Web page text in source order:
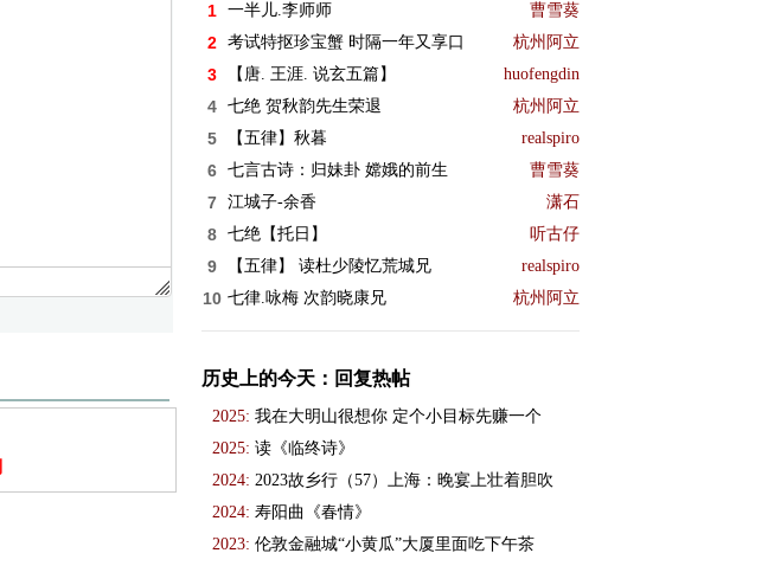
1 一半儿.李师师 曹雪葵
2 考试特抠珍宝蟹 时隔一年又享口 杭州阿立
3 【唐. 王涯. 说玄五篇】 huofengdin
4 七绝 贺秋韵先生荣退 杭州阿立
5 【五律】秋暮 realspiro
6 七言古诗：归妹卦 嫦娥的前生 曹雪葵
7 江城子-余香 潇石
8 七绝【托日】 听古仔
9 【五律】 读杜少陵忆荒城兄 realspiro
10 七律.咏梅 次韵晓康兄 杭州阿立
历史上的今天：回复热帖
2025: 我在大明山很想你 定个小目标先赚一个
2025: 读《临终诗》
2024: 2023故乡行（57）上海：晚宴上壮着胆吹
2024: 寿阳曲《春情》
2023: 伦敦金融城“小黄瓜”大厦里面吃下午茶